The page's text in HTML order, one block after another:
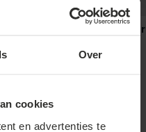
Over
cookies
en advertenties te
Stretch rok
statafel 6...